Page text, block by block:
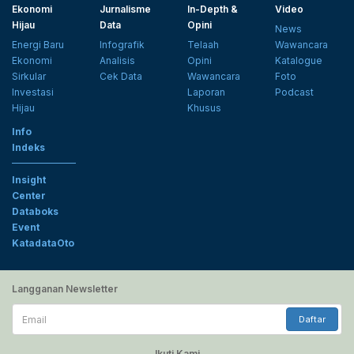
Ekonomi
Hijau
Energi Baru
Ekonomi
Sirkular
Investasi
Hijau
Jurnalisme
Data
Infografik
Analisis
Cek Data
In-Depth &
Opini
Telaah
Opini
Wawancara
Laporan
Khusus
Video
News
Wawancara
Katalogue
Foto
Podcast
Info
Indeks
Insight
Center
Databoks
Event
KatadataOto
Langganan Newsletter
Email
Daftar